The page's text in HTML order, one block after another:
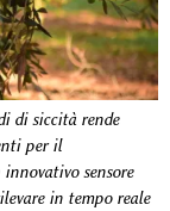
di siccità rende
per il
sensore
in tempo reale